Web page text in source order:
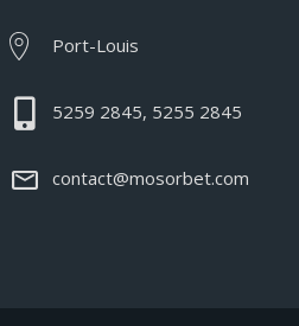
Port-Louis
5259 2845, 5255 2845
contact@mosorbet.com